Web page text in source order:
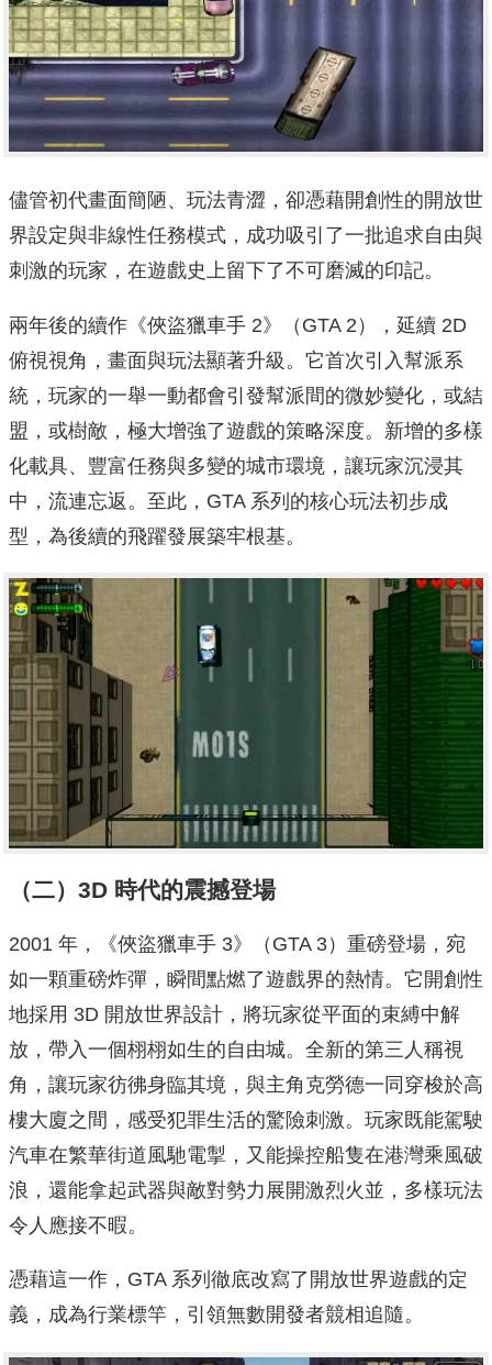
儘管初代畫面簡陋、玩法青澀，卻憑藉開創性的開放世
界設定與非線性任務模式，成功吸引了一批追求自由與
刺激的玩家，在遊戲史上留下了不可磨滅的印記。
兩年後的續作《俠盜獵車手 2》（GTA 2），延續 2D
俯視視角，畫面與玩法顯著升級。它首次引入幫派系
統，玩家的一舉一動都會引發幫派間的微妙變化，或結
盟，或樹敵，極大增強了遊戲的策略深度。新增的多樣
化載具、豐富任務與多變的城市環境，讓玩家沉浸其
中，流連忘返。至此，GTA 系列的核心玩法初步成
型，為後續的飛躍發展築牢根基。
（二）3D 時代的震撼登場
2001 年，《俠盜獵車手 3》（GTA 3）重磅登場，宛
如一顆重磅炸彈，瞬間點燃了遊戲界的熱情。它開創性
地採用 3D 開放世界設計，將玩家從平面的束縛中解
放，帶入一個栩栩如生的自由城。全新的第三人稱視
角，讓玩家彷彿身臨其境，與主角克勞德一同穿梭於高
樓大廈之間，感受犯罪生活的驚險刺激。玩家既能駕駛
汽車在繁華街道風馳電掣，又能操控船隻在港灣乘風破
浪，還能拿起武器與敵對勢力展開激烈火並，多樣玩法
令人應接不暇。
憑藉這一作，GTA 系列徹底改寫了開放世界遊戲的定
義，成為行業標竿，引領無數開發者競相追隨。